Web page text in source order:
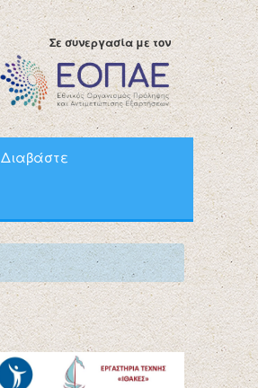
Σε συνεργασία με τον
Διαβάστε